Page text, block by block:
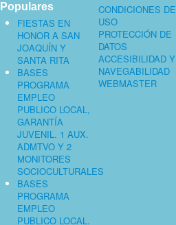
Populares
FIESTAS EN
HONOR A SAN
JOAQUÍN Y
SANTA RITA
BASES
PROGRAMA
EMPLEO
PUBLICO LOCAL,
GARANTÍA
JUVENIL. 1 AUX.
ADMTVO Y 2
MONITORES
SOCIOCULTURALES
BASES
PROGRAMA
EMPLEO
PUBLICO LOCAL.
CONDICIONES DE
USO
PROTECCIÓN DE
DATOS
ACCESIBILIDAD Y
NAVEGABILIDAD
WEBMASTER